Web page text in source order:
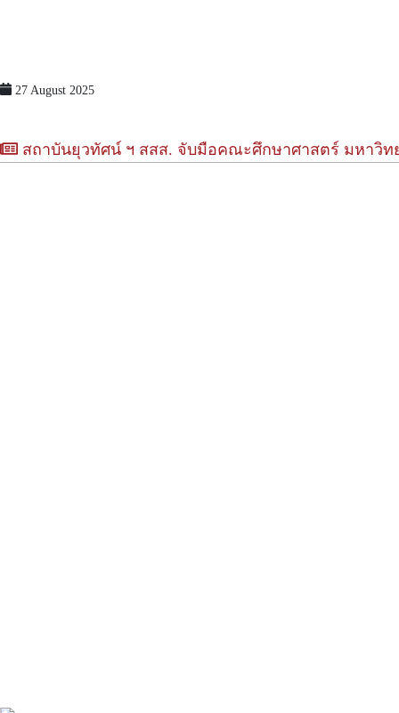
27 August 2025
สถาบันยุวทัศน์ ฯ สสส. จับมือคณะศึกษาศาสตร์ มหาวิท